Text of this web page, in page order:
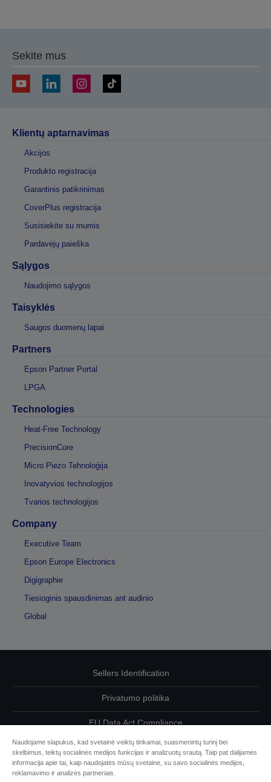
Sekite mus
Klientų aptarnavimas
Akcijos
Produkto registracija
Garantinis patikrinimas
CoverPlus registracija
Susisiekite su mumis
Pardavėjų paieška
Sąlygos
Naudojimo sąlygos
Taisyklės
Saugos duomenų lapai
Partners
Epson Partner Portal
LPGA
Technologies
Heat-Free Technology
PrecisionCore
Micro Piezo Tehnoloģija
Inovatyvios technologijos
Tvarios technologijos
Company
Executive Team
Epson Europe Electronics
Digigraphie
Tiesioginis spausdinimas ant audinio
Global
Sellers Identification
Privatumo politika
EU Data Act Compliance
Susisiekite su mumis dėl savo duomenų
Cookie Information
Naudojame slapukus, kad svetainė veiktų tinkamai, suasmenintų turinį bei
skelbimus, teiktų socialinės medijos funkcijas ir analizuotų srautą. Taip pat dalijamės
informacija apie tai, kaip naudojatės mūsų svetaine, su savo socialinės medijos,
reklamavimo ir analizės partneriais.